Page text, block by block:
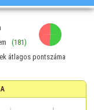
(181)
átlagos pontszáma